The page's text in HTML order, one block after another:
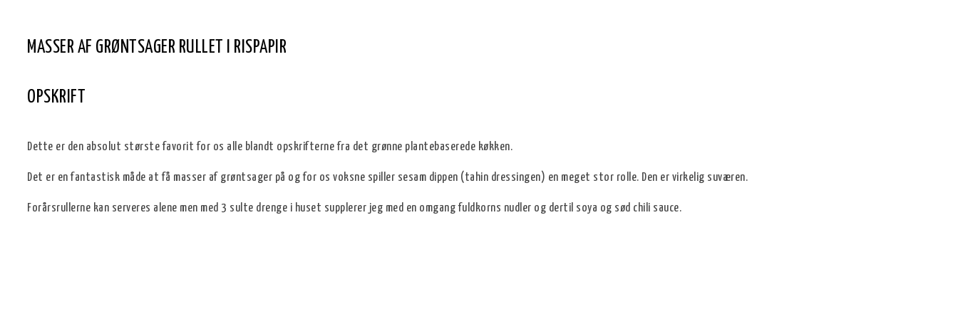
MASSER AF GRØNTSAGER RULLET I RISPAPIR
OPSKRIFT
Dette er den absolut største favorit for os alle blandt opskrifterne fra det grønne plantebaserede køkken.
Det er en fantastisk måde at få masser af grøntsager på og for os voksne spiller sesam dippen (tahin dressingen) en meget stor rolle. Den er virkelig suværen.
Forårsrullerne kan serveres alene men med 3 sulte drenge i huset supplerer jeg med en omgang fuldkorns nudler og dertil soya og sød chili sauce.